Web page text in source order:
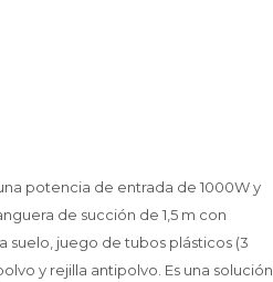
potencia de entrada de 1000W y
de succión de 1,5 m con
suelo, juego de tubos plásticos (3
y rejilla antipolvo. Es una solución